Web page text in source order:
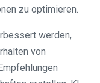
zu optimieren.
werden,
von